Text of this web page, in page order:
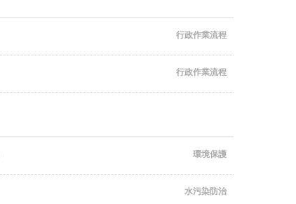
行政作業流程
行政作業流程
環境保護
水污染防治